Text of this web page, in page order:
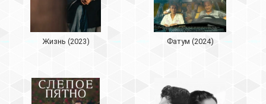
Жизнь (2023) Фатум (2024)